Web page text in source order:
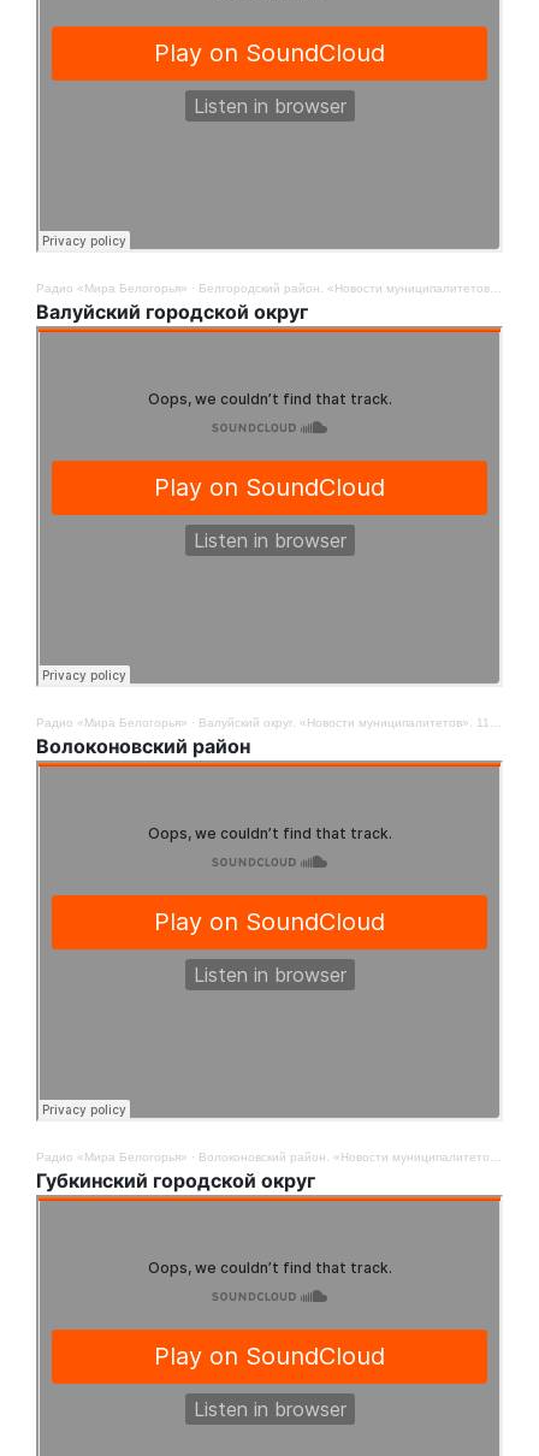
Радио «Мира Белогорья» · Белгородский район. «Новости муниципалитетов». 11 ноября
Валуйский городской округ
Радио «Мира Белогорья» · Валуйский округ. «Новости муниципалитетов». 11 ноября
Волоконовский район
Радио «Мира Белогорья» · Волоконовский район. «Новости муниципалитетов». 11 ноября
Губкинский городской округ